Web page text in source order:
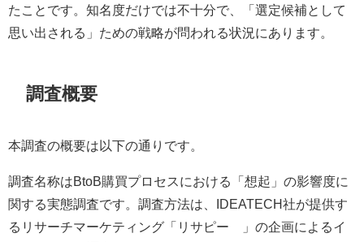
たことです。知名度だけでは不十分で、「選定候補として
思い出される」ための戦略が問われる状況にあります。
調査概要
本調査の概要は以下の通りです。
調査名称はBtoB購買プロセスにおける「想起」の影響度に
関する実態調査です。調査方法は、IDEATECH社が提供す
るリサーチマーケティング「リサピー®︎」の企画によるイ